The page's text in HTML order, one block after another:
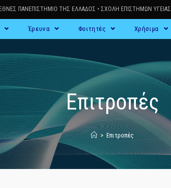
ΠΑΝΕΠΙΣΤΗΜΙΟ ΤΗΣ ΕΛΛΑΔΟΣ • ΣΧΟΛΗ ΕΠΙΣΤΗΜΩΝ ΥΓΕΙΑΣ
Έρευνα Φοιτητές Χρήσιμα
Επιτροπές
> Επιτροπές